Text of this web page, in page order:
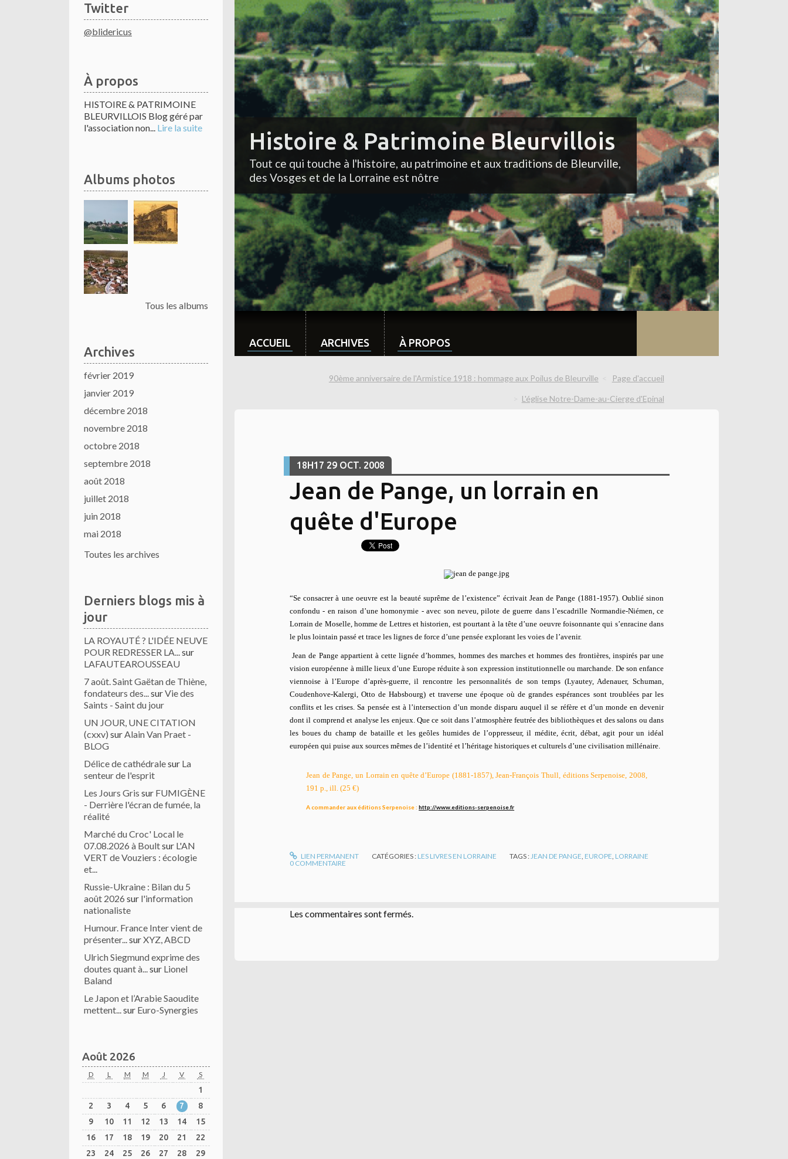
Twitter
@blidericus
À propos
HISTOIRE & PATRIMOINE
BLEURVILLOIS Blog géré par
l'association non... Lire la suite
Albums photos
Tous les albums
Archives
février 2019
janvier 2019
décembre 2018
novembre 2018
octobre 2018
septembre 2018
août 2018
juillet 2018
juin 2018
mai 2018
Toutes les archives
Derniers blogs mis à
jour
LA ROYAUTÉ ? L'IDÉE NEUVE
POUR REDRESSER LA...sur
LAFAUTEAROUSSEAU
7 août. Saint Gaëtan de Thiène,
fondateurs des...surVie des
Saints - Saint du jour
UN JOUR, UNE CITATION
(cxxv) surAlain Van Praet -
BLOG
Délice de cathédralesur La
senteur de l'esprit
Les Jours Gris sur FUMIGÈNE
- Derrière l'écran de fumée, la
réalité
Marché du Croc' Local le
07.08.2026 à Boultsur L'AN
VERT de Vouziers : écologie
et...
Russie-Ukraine : Bilan du 5
août 2026 sur l'information
nationaliste
Humour. France Inter vient de
présenter...surXYZ, ABCD
Ulrich Siegmund exprime des
doutes quant à...sur Lionel
Baland
Le Japon et l’Arabie Saoudite
mettent...sur Euro-Synergies
Août 2026
D L M M J V S
1
2
3 4 5 6 7
8
9
10 11 12 13 14
15
16
17 18 19 20 21
22
23
24 25 26 27 28
29
Histoire & Patrimoine Bleurvillois
Tout ce qui touche à l'histoire, au patrimoine et aux traditions de Bleurville,
des Vosges et de la Lorraine est nôtre
ACCUEIL ARCHIVES À PROPOS
90ème anniversaire de l'Armistice 1918 : hommage aux Poilus de Bleurville Page d'accueil
L'église Notre-Dame-au-Cierge d'Epinal
18H17 29 OCT. 2008
Jean de Pange, un lorrain en
quête d'Europe
“Se consacrer à une oeuvre est la beauté suprême de l’existence” écrivait Jean de Pange (1881-1957). Oublié sinon
confondu - en raison d’une homonymie - avec son neveu, pilote de guerre dans l’escadrille Normandie-Niémen, ce
Lorrain de Moselle, homme de Lettres et historien, est pourtant à la tête d’une oeuvre foisonnante qui s’enracine dans
le plus lointain passé et trace les lignes de force d’une pensée explorant les voies de l’avenir.
Jean de Pange appartient à cette lignée d’hommes, hommes des marches et hommes des frontières, inspirés par une
vision européenne à mille lieux d’une Europe réduite à son expression institutionnelle ou marchande. De son enfance
viennoise à l’Europe d’après-guerre, il rencontre les personnalités de son temps (Lyautey, Adenauer, Schuman,
Coudenhove-Kalergi, Otto de Habsbourg) et traverse une époque où de grandes espérances sont troublées par les
conflits et les crises. Sa pensée est à l’intersection d’un monde disparu auquel il se réfère et d’un monde en devenir
dont il comprend et analyse les enjeux. Que ce soit dans l’atmosphère feutrée des bibliothèques et des salons ou dans
les boues du champ de bataille et les geôles humides de l’oppresseur, il médite, écrit, débat, agit pour un idéal
européen qui puise aux sources mêmes de l’identité et l’héritage historiques et culturels d’une civilisation millénaire.
Jean de Pange, un Lorrain en quête d’Europe (1881-1857), Jean-François Thull, éditions Serpenoise, 2008,
191 p., ill. (25 €)
A commander aux éditions Serpenoise :http://www.editions-serpenoise.fr
LIEN PERMANENT CATÉGORIES : LES LIVRES EN LORRAINE TAGS :JEAN DE PANGE, EUROPE, LORRAINE
0 COMMENTAIRE
Les commentaires sont fermés.